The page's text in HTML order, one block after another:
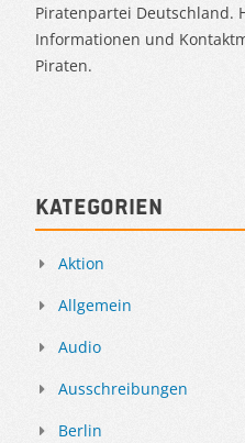
Piratenpartei Deutschland.
Informationen und
Piraten.
Kategorien
Aktion
Allgemein
Audio
Ausschreibungen
Berlin